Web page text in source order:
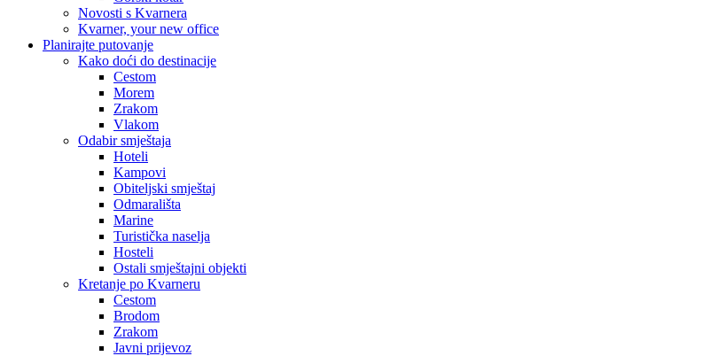
Novosti s Kvarnera
Kvarner, your new office
Planirajte putovanje
Kako doći do destinacije
Cestom
Morem
Zrakom
Vlakom
Odabir smještaja
Hoteli
Kampovi
Obiteljski smještaj
Odmarališta
Marine
Turistička naselja
Hosteli
Ostali smještajni objekti
Kretanje po Kvarneru
Cestom
Brodom
Zrakom
Javni prijevoz